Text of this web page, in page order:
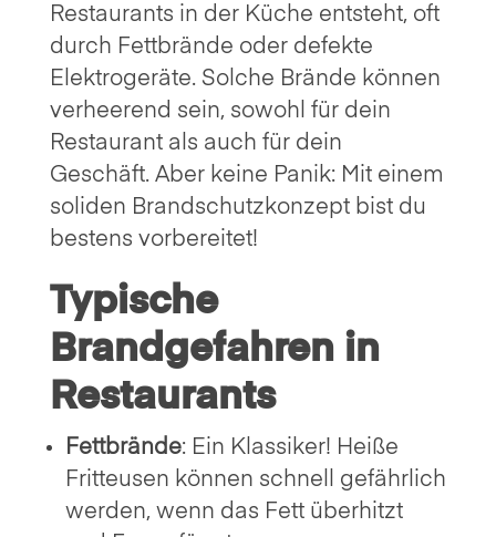
Restaurants in der Küche entsteht, oft
durch Fettbrände oder defekte
Elektrogeräte. Solche Brände können
verheerend sein, sowohl für dein
Restaurant als auch für dein
Geschäft. Aber keine Panik: Mit einem
soliden Brandschutzkonzept bist du
bestens vorbereitet!
Typische
Brandgefahren in
Restaurants
Fettbrände: Ein Klassiker! Heiße
Fritteusen können schnell gefährlich
werden, wenn das Fett überhitzt